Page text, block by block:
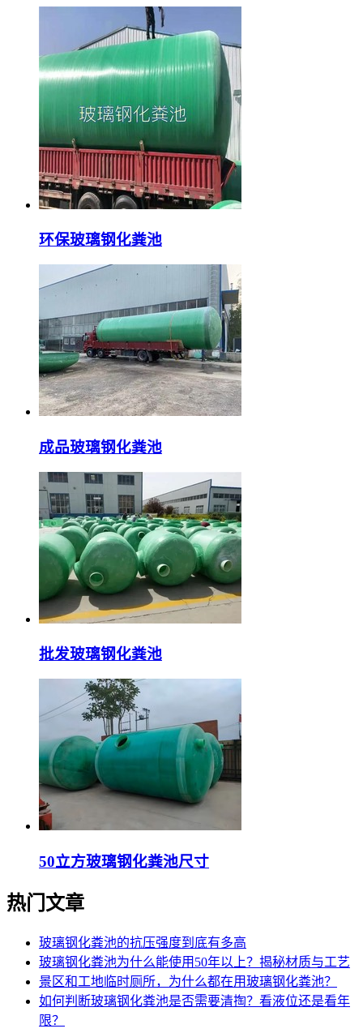
环保玻璃钢化粪池
成品玻璃钢化粪池
批发玻璃钢化粪池
50立方玻璃钢化粪池尺寸
热门文章
玻璃钢化粪池的抗压强度到底有多高
玻璃钢化粪池为什么能使用50年以上？揭秘材质与工艺
景区和工地临时厕所，为什么都在用玻璃钢化粪池？
如何判断玻璃钢化粪池是否需要清掏？看液位还是看年
限？